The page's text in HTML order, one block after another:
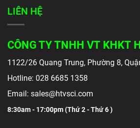
LIÊN HỆ
CÔNG TY TNHH VT KHKT
1122/26 Quang Trung, Phường 8,
Hotline: 028 6685 1358
Email: sales@htvsci.com
8:30am - 17:00pm (Thứ 2 - Thứ 6 )